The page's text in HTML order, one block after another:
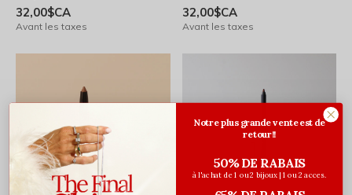
32,00$CA
Avant les taxes
32,00$CA
Avant les taxes
Notre plus grande vente est de
retour!!
50% DE RABAIS
à l'achat de 1 ou 2 bijoux | 1 ou 2 acces.